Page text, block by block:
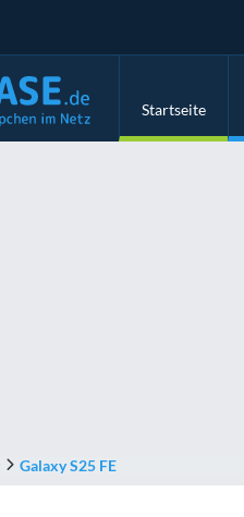
Startseite
Galaxy S25 FE